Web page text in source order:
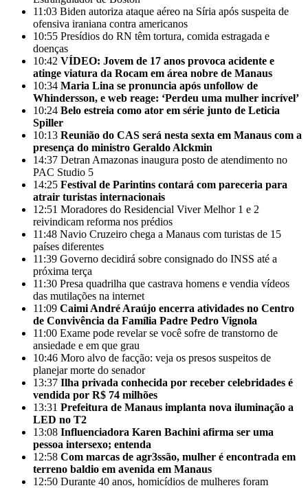
11:03 Biden autoriza ataque aéreo na Síria após suspeita de
ofensiva iraniana contra americanos
10:55 Presídios do RN têm tortura, comida estragada e
doenças
10:42 VÍDEO: Jovem de 17 anos provoca acidente e
atinge viatura da Rocam em área nobre de Manaus
10:34 Maria Lina se pronuncia após unfollow de
Whindersson, e web reage: ‘Perdeu uma mulher incrível’
10:24 Belo estreia como ator em série junto de Leticia
Spiller
10:13 Reunião do CAS será nesta sexta em Manaus com a
presença do ministro Geraldo Alckmin
14:37 Detran Amazonas inaugura posto de atendimento no
PAC Studio 5
14:25 Festival de Parintins contará com pareceria para
atrair turistas internacionais
12:51 Moradores do Residencial Viver Melhor 1 e 2
reivindicam reforma nos prédios
11:48 Navio Cruzeiro chega a Manaus com turistas de 15
países diferentes
11:39 Governo decidirá sobre consignado do INSS até a
próxima terça
11:30 Presa quadrilha que castrava homens e vendia vídeos
das mutilações na internet
11:09 Caimi André Araújo encerra atividades no Centro
de Convivência da Família Padre Pedro Vignola
11:00 Exame pode revelar se você sofre de transtorno de
ansiedade e em que grau
10:46 Moro alvo de facção: veja os presos suspeitos de
planejar morte do senador
13:37 Ilha privada conhecida por receber celebridades é
vendida por R$ 74 milhões
13:31 Prefeitura de Manaus implanta nova iluminação a
LED no T2
13:08 Influenciadora Karen Bachini afirma ser uma
pessoa intersexo; entenda
12:58 Com marcas de agr3ssão, mulher é encontrada em
terreno baldio em avenida em Manaus
12:50 Durante 40 anos, homicídios de mulheres foram